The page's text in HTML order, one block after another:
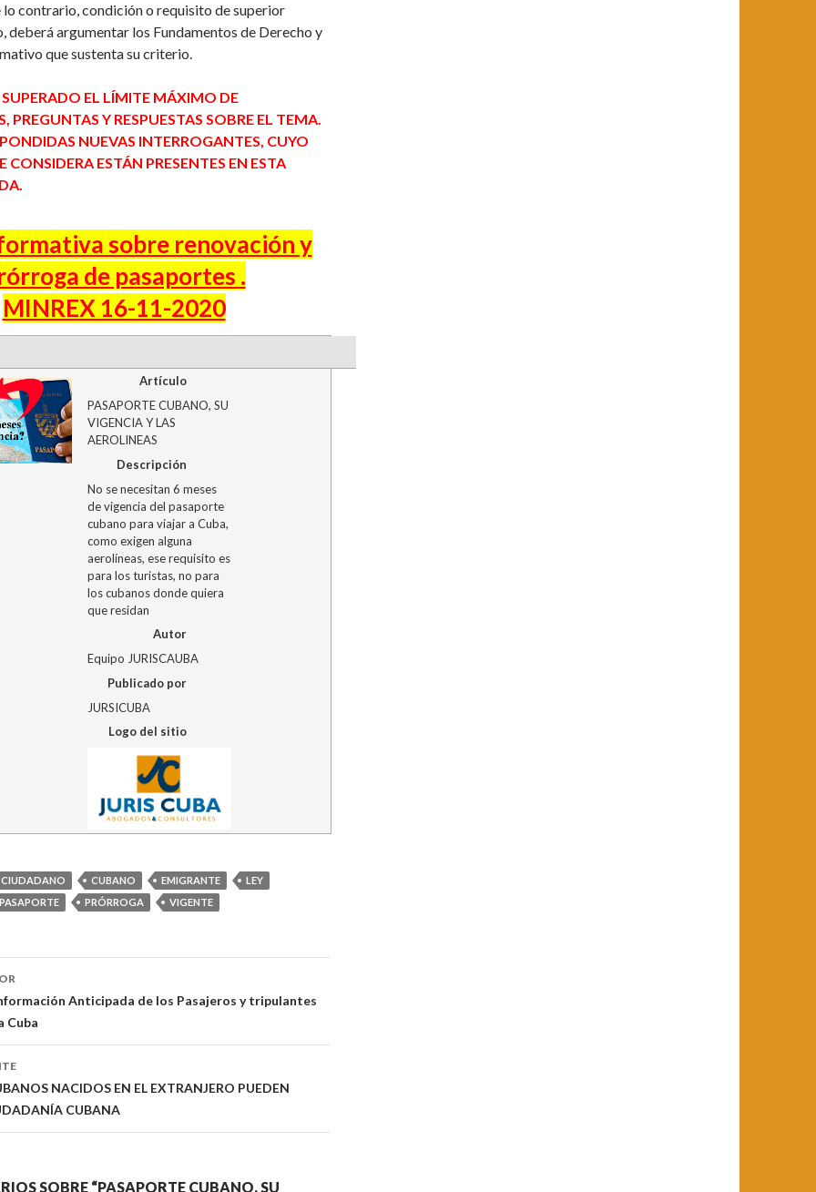
lo contrario, condición o requisito de superior
deberá argumentar los Fundamentos de Derecho y
que sustenta su criterio.
EL LÍMITE MÁXIMO DE
PREGUNTAS Y RESPUESTAS SOBRE EL TEMA.
NUEVAS INTERROGANTES, CUYO
CONSIDERA ESTÁN PRESENTES EN ESTA
sobre renovación y
de pasaportes .
MINREX 16-11-2020
Artículo
PASAPORTE CUBANO, SU
VIGENCIA Y LAS
AEROLINEAS
Descripción
No se necesitan 6 meses
de vigencia del pasaporte
cubano para viajar a Cuba,
como exigen alguna
aerolíneas, ese requisito es
para los turistas, no para
los cubanos donde quiera
que residan
Autor
Equipo JURISCAUBA
Publicado por
JURSICUBA
Logo del sitio
CIUDADANO CUBANO EMIGRANTE
LEY
PASAPORTE PRÓRROGA VIGENTE
Anticipada de los Pasajeros y tripulantes
Cuba
NACIDOS EN EL EXTRANJERO PUEDEN
CUBANA
SOBRE “PASAPORTE CUBANO, SU